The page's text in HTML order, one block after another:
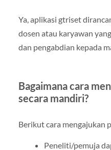
Ya, aplikasi gtriset
dosen atau karyawan
dan pengabdian kepada
Bagaimana cara
secara mandiri?
Berikut cara mengajukan
Peneliti/pemuja